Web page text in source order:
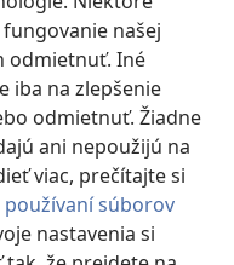
našej
odmietnuť. Iné
iba na zlepšenie
odmietnuť. Žiadne
ani nepoužijú na
viac, prečítajte si
súborov
nastavenia si
Society of Pennsylvania.